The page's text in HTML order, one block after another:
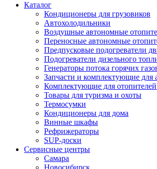
Каталог
Кондиционеры для грузовиков
Автохолодильники
Воздушные автономные
Переносные автономные
Предпусковые подогреватели
Подогреватели дизельного
Генераторы потока горячих
Запчасти и комплектующие для
Комплектующие для отопителей
Товары для туризма и охоты
Термосумки
Кондиционеры для дома
Винные шкафы
Рефрижераторы
SUP-доски
Сервисные центры
Самара